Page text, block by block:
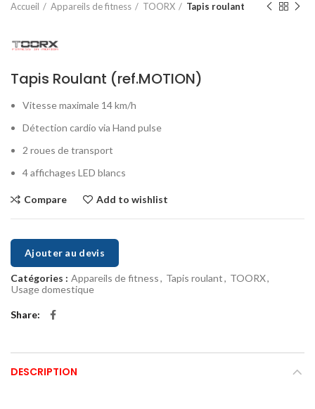
Accueil Appareils de fitness TOORX Tapis roulant
Tapis Roulant (ref.MOTION)
Vitesse maximale 14 km/h
Détection cardio via Hand pulse
2 roues de transport
4 affichages LED blancs
Compare Add to wishlist
Ajouter au devis
Catégories : Appareils de fitness, Tapis roulant, TOORX,
Usage domestique
Share
DESCRIPTION